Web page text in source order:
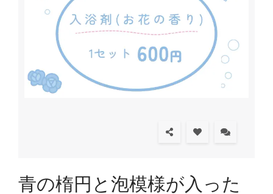
青の楕円と泡模様が入った